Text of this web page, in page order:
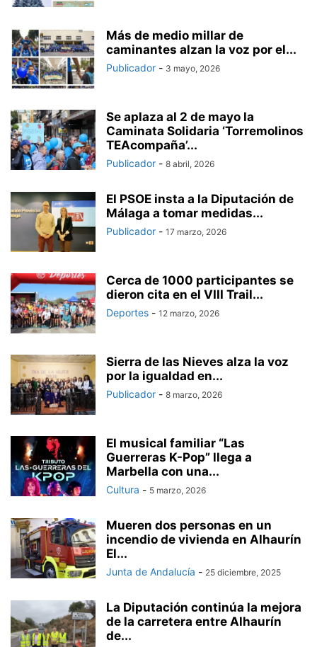
Más de medio millar de
caminantes alzan la voz por el...
Publicador - 3 mayo, 2026
Se aplaza al 2 de mayo la
Caminata Solidaria ‘Torremolinos
TEAcompaña’...
Publicador - 8 abril, 2026
El PSOE insta a la Diputación de
Málaga a tomar medidas...
Publicador - 17 marzo, 2026
Cerca de 1000 participantes se
dieron cita en el VIII Trail...
Deportes - 12 marzo, 2026
Sierra de las Nieves alza la voz
por la igualdad en...
Publicador - 8 marzo, 2026
El musical familiar “Las
Guerreras K-Pop” llega a
Marbella con una...
Cultura - 5 marzo, 2026
Mueren dos personas en un
incendio de vivienda en Alhaurín
El...
Junta de Andalucía - 25 diciembre, 2025
La Diputación continúa la mejora
de la carretera entre Alhaurín
de...